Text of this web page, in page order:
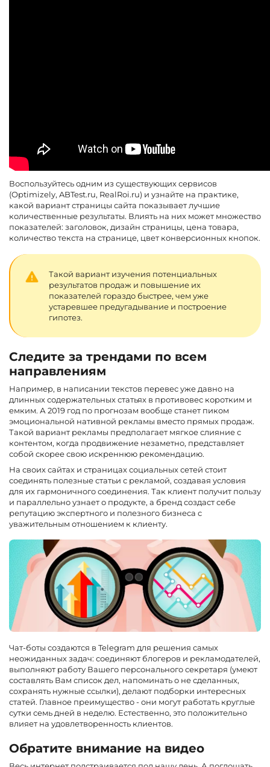
Воспользуйтесь одним из существующих сервисов
(Optimizely, ABTest.ru, RealRoi.ru) и узнайте на практике,
какой вариант страницы сайта показывает лучшие
количественные результаты. Влиять на них может множество
показателей: заголовок, дизайн страницы, цена товара,
количество текста на странице, цвет конверсионных кнопок.
Такой вариант изучения потенциальных
результатов продаж и повышение их
показателей гораздо быстрее, чем уже
устаревшее предугадывание и построение
гипотез.
Следите за трендами по всем
направлениям
Например, в написании текстов перевес уже давно на
длинных содержательных статьях в противовес коротким и
емким. А 2019 год по прогнозам вообще станет пиком
эмоциональной нативной рекламы вместо прямых продаж.
Такой вариант рекламы предполагает мягкое слияние с
контентом, когда продвижение незаметно, представляет
собой скорее свою искреннюю рекомендацию.
На своих сайтах и страницах социальных сетей стоит
соединять полезные статьи с рекламой, создавая условия
для их гармоничного соединения. Так клиент получит пользу
и параллельно узнает о продукте, а бренд создаст себе
репутацию экспертного и полезного бизнеса с
уважительным отношением к клиенту.
Чат-боты создаются в Telegram для решения самых
неожиданных задач: соединяют блогеров и рекламодателей,
выполняют работу Вашего персонального секретаря (умеют
составлять Вам список дел, напоминать о не сделанных,
сохранять нужные ссылки), делают подборки интересных
статей. Главное преимущество - они могут работать круглые
сутки семь дней в неделю. Естественно, это положительно
влияет на удовлетворенность клиентов.
Обратите внимание на видео